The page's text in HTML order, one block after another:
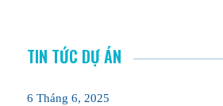
TIN TỨC DỰ ÁN
6 Tháng 6, 2025